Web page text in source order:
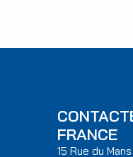
FRANCE
15 Rue du Mans